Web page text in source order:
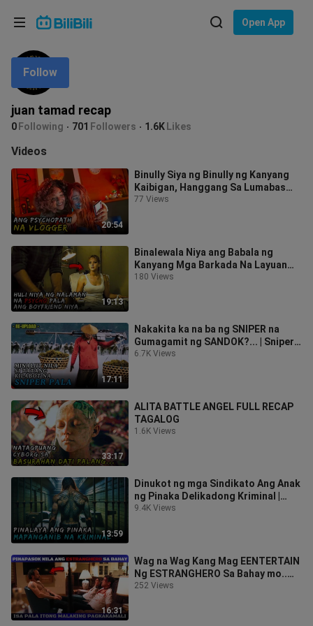
Open App
juan tamad recap
0 Following 701 Followers 1.6K Likes
Follow
Videos
20:54
Binully Siya ng Binully ng Kanyang
Kaibigan, Hanggang Sa Lumabas
Ang Tunay Niyang... | Sissy 2022
77 Views
19:13
Binalewala Niya ang Babala ng
Kanyang Mga Barkada Na Layuan
Ang Lalaking ito Hanggang Sa... |
180 Views
17:11
Nakakita ka na ba ng SNIPER na
Gumagamit ng SANDOK?... | Snipers
2022 Movie Recap Tagalog
6.7K Views
33:17
ALITA BATTLE ANGEL FULL RECAP
TAGALOG
1.6K Views
13:59
Dinukot ng mga Sindikato Ang Anak
ng Pinaka Delikadong Kriminal |
There Are No Saints Movie Recap
9.4K Views
16:31
Wag na Wag Kang Mag EENTERTAIN
Ng ESTRANGHERO Sa Bahay mo..
Magugulat Ka Sa Ending | Malicious
252 Views
Language: English
In
Choose your language
English
ภาษาไทย
Tiếng Việt
Bahasa Melayu